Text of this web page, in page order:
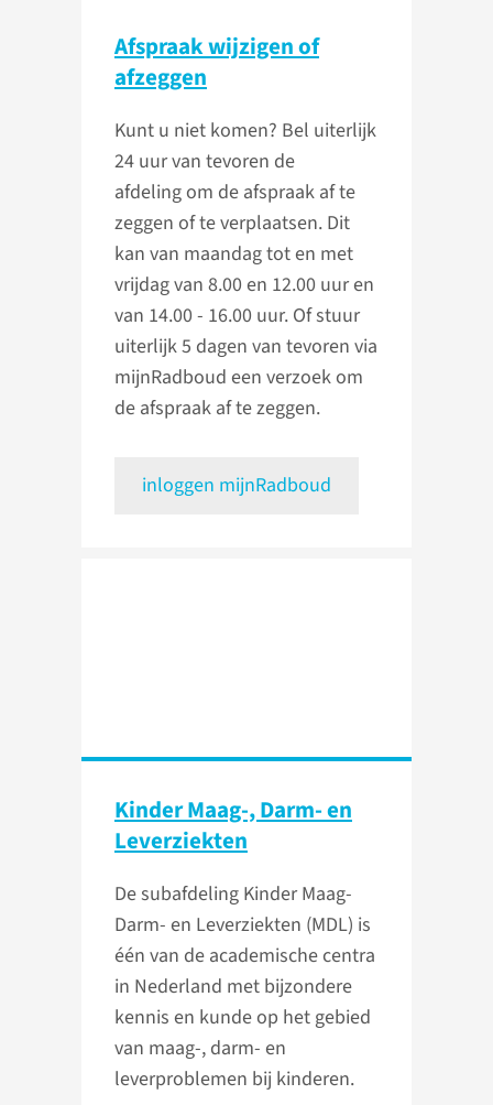
Afspraak wijzigen of
afzeggen
Kunt u niet komen? Bel uiterlijk
24 uur van tevoren de
afdeling om de afspraak af te
zeggen of te verplaatsen. Dit
kan van maandag tot en met
vrijdag van 8.00 en 12.00 uur en
van 14.00 - 16.00 uur. Of stuur
uiterlijk 5 dagen van tevoren via
mijnRadboud een verzoek om
de afspraak af te zeggen.
inloggen mijnRadboud
Kinder Maag-, Darm- en
Leverziekten
De subafdeling Kinder Maag-
Darm- en Leverziekten (MDL) is
één van de academische centra
in Nederland met bijzondere
kennis en kunde op het gebied
van maag-, darm- en
leverproblemen bij kinderen.